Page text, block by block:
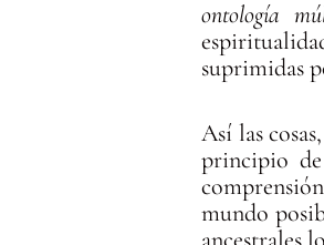
ontología
suprimidas
Así las
principio de
comprensión
mundo